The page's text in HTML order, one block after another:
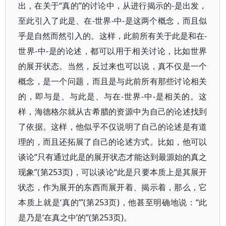
出，在关于“真的”的讨论中，从进行揭示的-是出发，
至此引入了此是、在-世界-中-是这两个概念，而且似
乎是自然而然引入的。这样，此前所有关于此是和在-
世界-中-是的论述，都可以用于相关讨论，比如世界
的展开状态。当然，反过来也可以说，真不仅是一个
概念，是一个问题，而且是与此前所有那些讨论相关
的，即与是、与此是、与在-世界-中-是相关的。这
样，海德格尔就从古希腊的资源中为自己的论述找到
了依据。这样，他似乎不仅说明了自己的论述是有道
理的，而且还拓展了自己的论述方式。比如，他可以
谈论“只有通过此是的展开状态才能达到最源始的真之
现象”(第253页)，可以谈论“此是只要本质上是其展开
状态，作为展开的东西而展开着、揭示着，那么，它
本质上就是‘真的’”(第253页)，他甚至明确地说：“此
是乃是‘在真之中’的”(第253页)。